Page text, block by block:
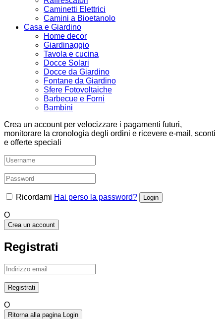
Caminetti Elettrici
Camini a Bioetanolo
Casa e Giardino
Home decor
Giardinaggio
Tavola e cucina
Docce Solari
Docce da Giardino
Fontane da Giardino
Sfere Fotovoltaiche
Barbecue e Forni
Bambini
Crea un account per velocizzare i pagamenti futuri,
monitorare la cronologia degli ordini e ricevere e-mail, sconti
e offerte speciali
Ricordami Hai perso la password?
O
Crea un account
Registrati
O
Ritorna alla pagina Login